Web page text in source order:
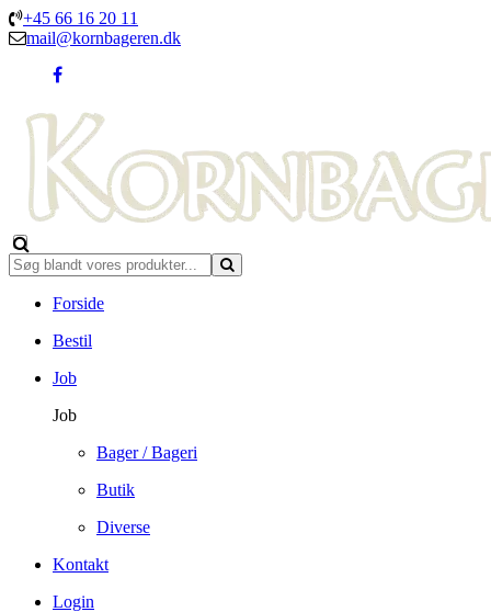
+45 66 16 20 11
mail@kornbageren.dk
Forside
Bestil
Job
Job
Bager / Bageri
Butik
Diverse
Kontakt
Login